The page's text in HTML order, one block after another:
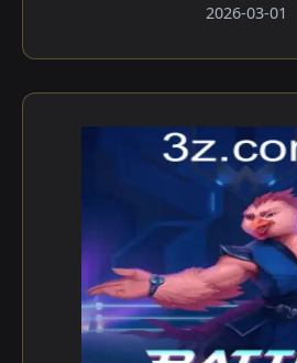
2026-03-01